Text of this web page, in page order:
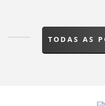
TODAS AS